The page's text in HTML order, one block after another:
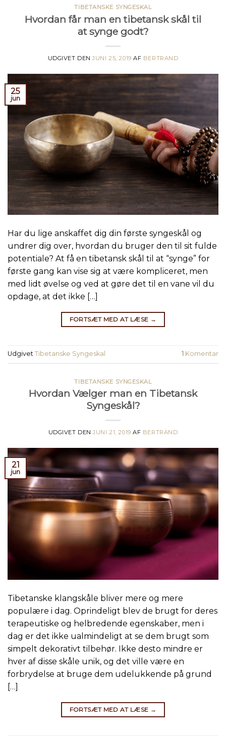
TIBETANSKE SYNGESKAL
Hvordan får man en tibetansk skål til
at synge godt?
UDGIVET DENJUNI 25, 2019 AF BERTRAND
25
jun
Har du lige anskaffet dig din første syngeskål og
undrer dig over, hvordan du bruger den til sit fulde
potentiale? At få en tibetansk skål til at “synge” for
første gang kan vise sig at være kompliceret, men
med lidt øvelse og ved at gøre det til en vane vil du
opdage, at det ikke […]
FORTSÆT MED AT LÆSE →
Udgivet Tibetanske Syngeskal 1 Komentar
TIBETANSKE SYNGESKAL
Hvordan Vælger man en Tibetansk
Syngeskål?
UDGIVET DENJUNI 21, 2019 AF BERTRAND
21
jun
Tibetanske klangskåle bliver mere og mere
populære i dag. Oprindeligt blev de brugt for deres
terapeutiske og helbredende egenskaber, men i
dag er det ikke ualmindeligt at se dem brugt som
simpelt dekorativt tilbehør. Ikke desto mindre er
hver af disse skåle unik, og det ville være en
forbrydelse at bruge dem udelukkende på grund
[…]
FORTSÆT MED AT LÆSE →